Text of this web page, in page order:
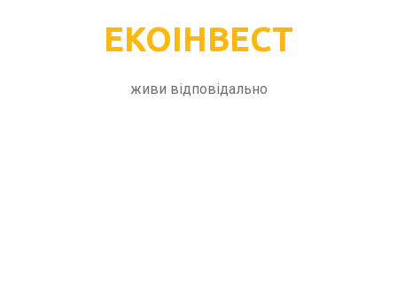
ЕКОІНВЕСТ
живи відповідально